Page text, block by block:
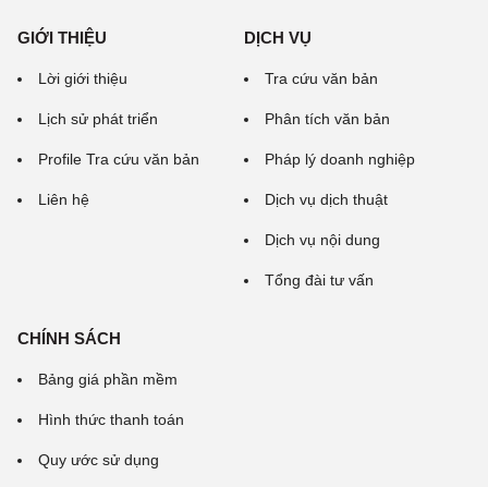
GIỚI THIỆU
Lời giới thiệu
Lịch sử phát triển
Profile Tra cứu văn bản
Liên hệ
DỊCH VỤ
Tra cứu văn bản
Phân tích văn bản
Pháp lý doanh nghiệp
Dịch vụ dịch thuật
Dịch vụ nội dung
Tổng đài tư vấn
CHÍNH SÁCH
Bảng giá phần mềm
Hình thức thanh toán
Quy ước sử dụng